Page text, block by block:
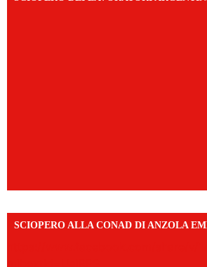
SCIOPERO ALLA CONAD DI ANZOLA